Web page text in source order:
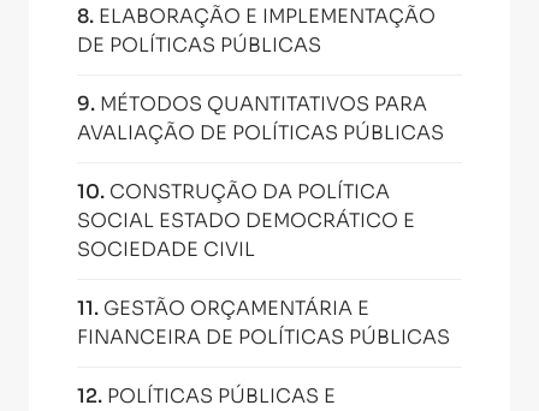
8. ELABORAÇÃO E IMPLEMENTAÇÃO
DE POLÍTICAS PÚBLICAS
9. MÉTODOS QUANTITATIVOS PARA
AVALIAÇÃO DE POLÍTICAS PÚBLICAS
10. CONSTRUÇÃO DA POLÍTICA
SOCIAL ESTADO DEMOCRÁTICO E
SOCIEDADE CIVIL
11. GESTÃO ORÇAMENTÁRIA E
FINANCEIRA DE POLÍTICAS PÚBLICAS
12. POLÍTICAS PÚBLICAS E